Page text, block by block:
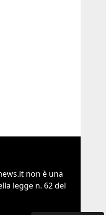
non è una
legge n. 62 del